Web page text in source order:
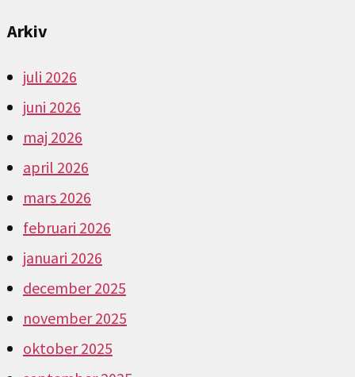
Arkiv
juli 2026
juni 2026
maj 2026
april 2026
mars 2026
februari 2026
januari 2026
december 2025
november 2025
oktober 2025